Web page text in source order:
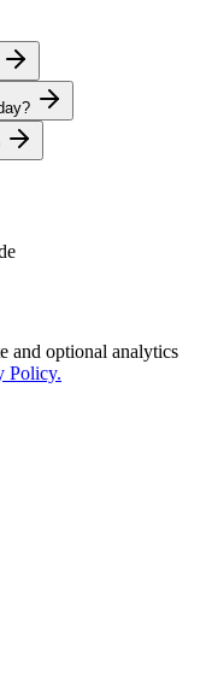
and optional analytics
Policy.